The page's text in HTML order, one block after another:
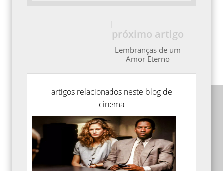
próximo artigo
Lembranças de um
Amor Eterno
artigos relacionados neste blog de
cinema